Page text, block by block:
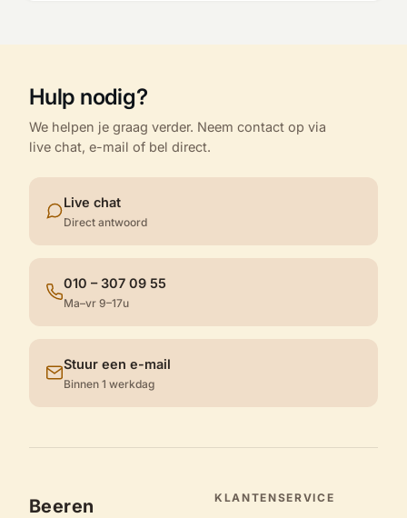
Hulp nodig?
We helpen je graag verder. Neem contact op via
live chat, e-mail of bel direct.
Live chat
Direct antwoord
010 – 307 09 55
Ma–vr 9–17u
Stuur een e-mail
Binnen 1 werkdag
Beeren
KLANTENSERVICE